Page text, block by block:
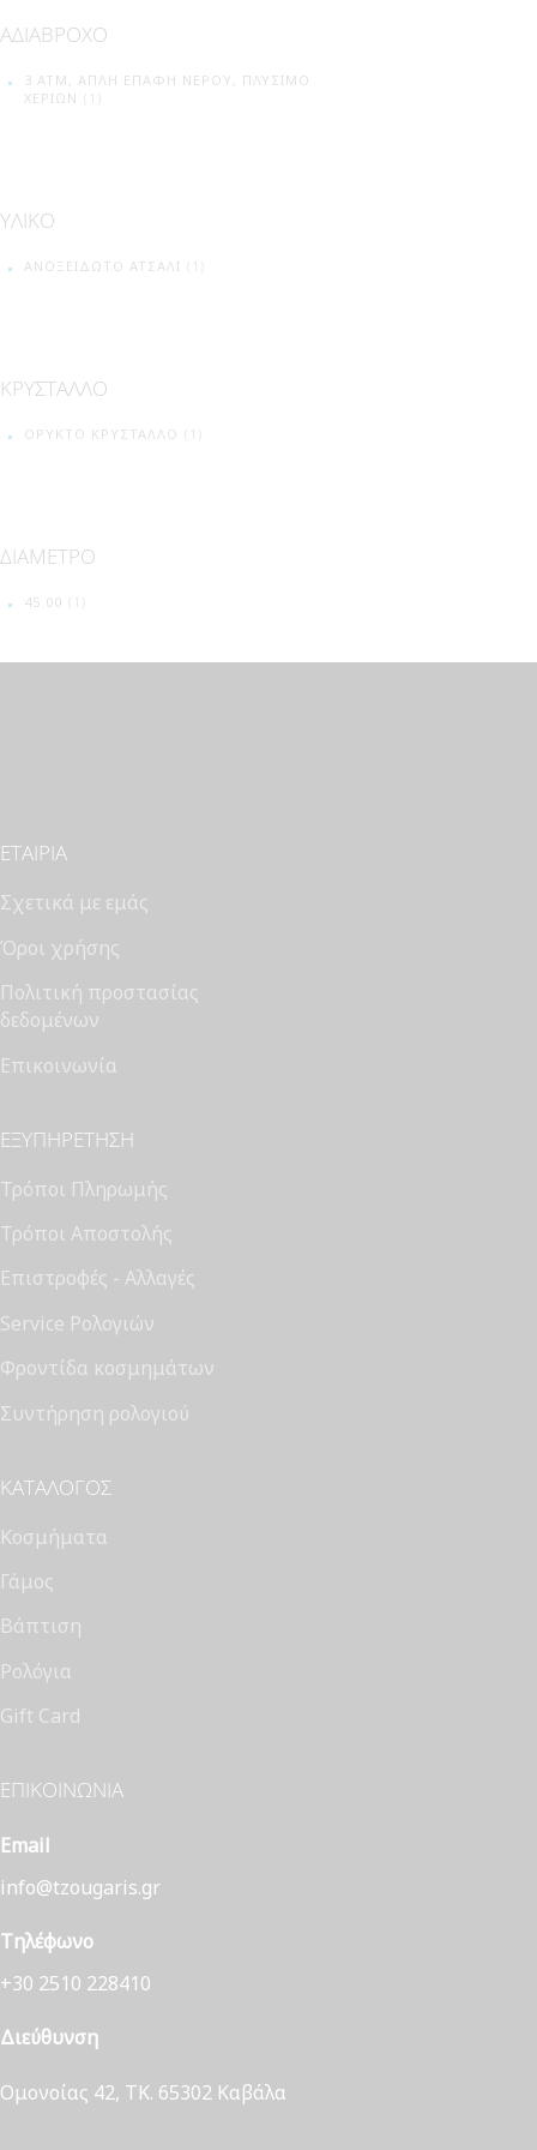
ΑΔΙΑΒΡΟΧΟ
3 ATM, ΑΠΛΉ ΕΠΑΦΉ ΝΕΡΟΎ, ΠΛΎΣΙΜΟ
ΧΕΡΙΏΝ
ΥΛΙΚΟ
ΑΝΟΞΕΊΔΩΤΟ ΑΤΣΆΛΙ
ΚΡΥΣΤΑΛΛΟ
ΟΡΥΚΤΌ ΚΡΎΣΤΑΛΛΟ
ΔΙΑΜΕΤΡΟ
45.00
ΕΤΑΙΡΊΑ
Σχετικά με εμάς
Όροι χρήσης
Πολιτική προστασίας
δεδομένων
Επικοινωνία
ΕΞΥΠΗΡΈΤΗΣΗ
Τρόποι Πληρωμής
Τρόποι Αποστολής
Επιστροφές - Αλλαγές
Service Ρολογιών
Φροντίδα κοσμημάτων
Συντήρηση ρολογιού
ΚΑΤΆΛΟΓΟΣ
Κοσμήματα
Γάμος
Βάπτιση
Ρολόγια
Gift Card
ΕΠΙΚΟΙΝΩΝΊΑ
Email
info@tzougaris.gr
Τηλέφωνο
+30 2510 228410
Διεύθυνση
Ομονοίας 42, ΤΚ. 65302 Καβάλα